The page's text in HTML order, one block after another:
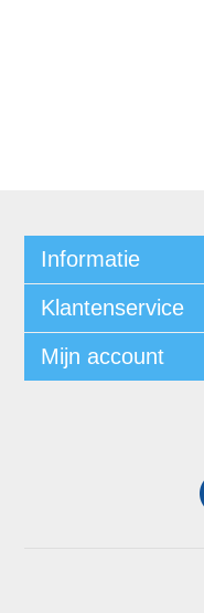
Informatie
Klantenservice
Mijn account